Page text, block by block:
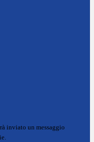
inviato un messaggio